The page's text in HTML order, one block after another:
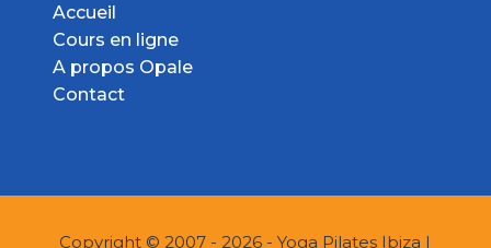
Accueil
Cours en ligne
A propos Opale
Contact
Copyright © 2007 - 2026 - Yoga Pilates Ibiza |